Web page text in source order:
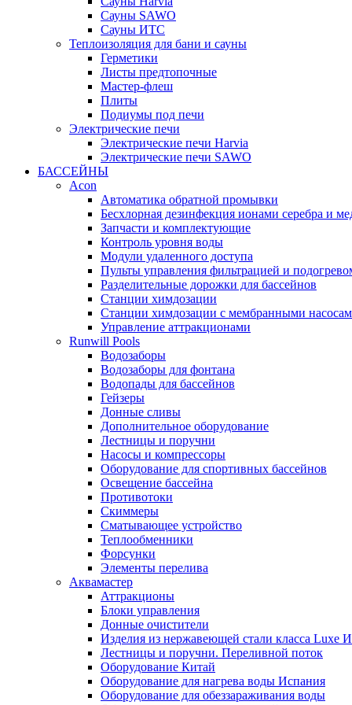
Сауны SAWO
Сауны ИТС
Теплоизоляция для бани и сауны
Герметики
Листы предтопочные
Мастер-флеш
Плиты
Подиумы под печи
Электрические печи
Электрические печи Harvia
Электрические печи SAWO
БАССЕЙНЫ
Acon
Автоматика обратной промывки
Беcхлорная дезинфекция ионами серебра и
Запчасти и комплектующие
Контроль уровня воды
Модули удаленного доступа
Пульты управления фильтрацией и
Разделительные дорожки для бассейнов
Станции химдозации
Станции химдозации с мембранными
Управление аттракционами
Runwill Pools
Водозаборы
Водозаборы для фонтана
Водопады для бассейнов
Гейзеры
Донные сливы
Дополнительное оборудование
Лестницы и поручни
Насосы и компрессоры
Оборудование для спортивных бассейнов
Освещение бассейна
Противотоки
Скиммеры
Сматывающее устройство
Теплообменники
Форсунки
Элементы перелива
Аквамастер
Аттракционы
Блоки управления
Донные очистители
Изделия из нержавеющей стали класса Luxe
Лестницы и поручни. Переливной поток
Оборудование Китай
Оборудование для нагрева воды Испания
Оборудование для обеззараживания воды